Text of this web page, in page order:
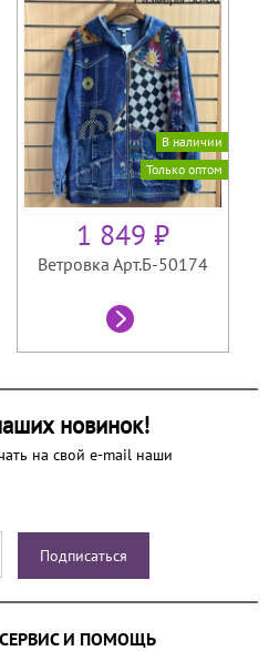
В наличии
Только оптом
1 849 ₽
Ветровка Арт.Б-50174
новинок!
на свой e-mail наши
СЕРВИС И ПОМОЩЬ